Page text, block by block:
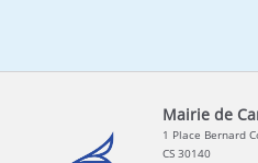
Mairie de
1 Place Bernard
CS 30140